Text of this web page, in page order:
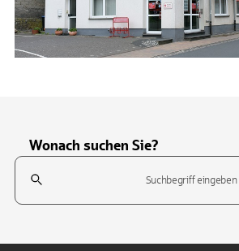
Wonach suchen Sie?
Suchfeld